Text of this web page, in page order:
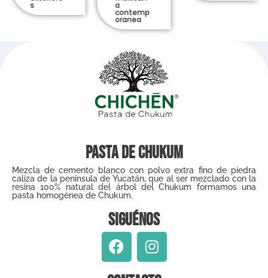
s a
contemp
oranea
Pasta de Chukum
Mezcla de cemento blanco con polvo extra fino de piedra
caliza de la península de Yucatán, que al ser mezclado con la
resina 100% natural del árbol del Chukum formamos una
pasta homogénea de Chukum.
Siguénos